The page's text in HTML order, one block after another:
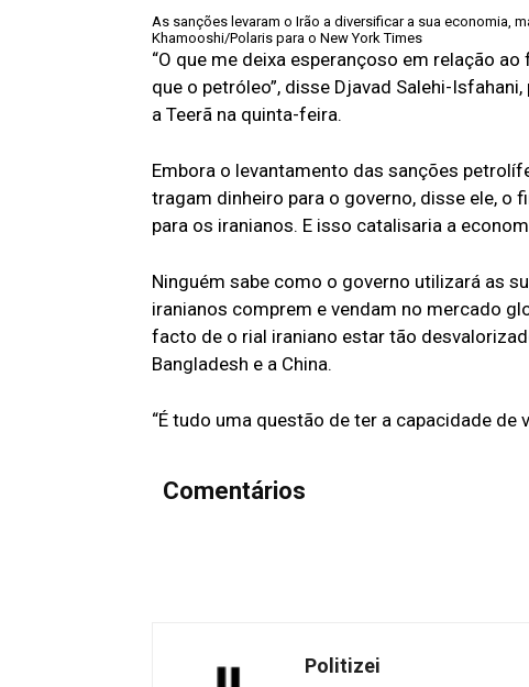
As sanções levaram o Irão a diversificar a sua economia,
Khamooshi/Polaris para o New York Times
“O que me deixa esperançoso em relação
que o petróleo”, disse Djavad Salehi-
a Teerã na quinta-feira.
Embora o levantamento das sanções
tragam dinheiro para o governo, disse ele,
para os iranianos. E isso catalisaria a
Ninguém sabe como o governo utilizará as
iranianos comprem e vendam no mercado
facto de o rial iraniano estar tão
Bangladesh e a China.
“É tudo uma questão de ter a capacidade
Comentários
Politizei